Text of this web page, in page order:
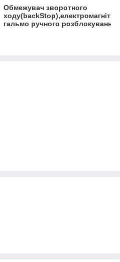
Обмежувач зворотного
гальмо ручного